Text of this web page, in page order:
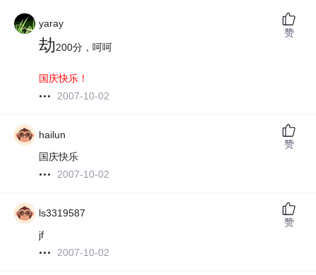
yaray
劫200分，呵呵
国庆快乐！
2007-10-02
赞
hailun
国庆快乐
2007-10-02
赞
ls3319587
jf
2007-10-02
赞